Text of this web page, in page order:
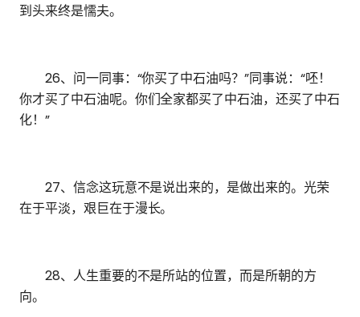
到头来终是懦夫。
26、问一同事：“你买了中石油吗？”同事说：“呸！
你才买了中石油呢。你们全家都买了中石油，还买了中石
化！”
27、信念这玩意不是说出来的，是做出来的。光荣
在于平淡，艰巨在于漫长。
28、人生重要的不是所站的位置，而是所朝的方
向。